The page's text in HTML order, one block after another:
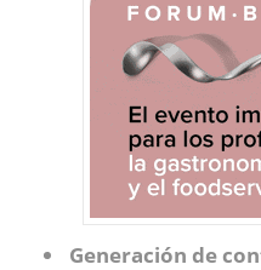
Generación de